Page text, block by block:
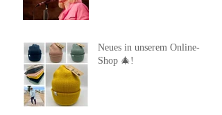
Neues in unserem Online-
Shop 🎄!